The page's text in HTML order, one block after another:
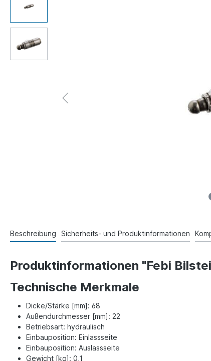
Beschreibung Sicherheits- und Produktinformationen
Produktinformationen "Febi
Technische Merkmale
Dicke/Stärke [mm]: 68
Außendurchmesser [mm]: 22
Betriebsart: hydraulisch
Einbauposition: Einlassseite
Einbauposition: Auslassseite
Gewicht [kg]: 0,1